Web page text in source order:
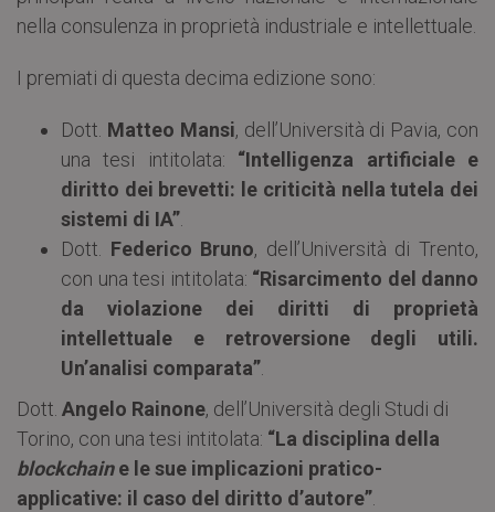
nella consulenza in proprietà industriale e intellettuale.
I premiati di questa decima edizione sono:
Dott. Matteo Mansi, dell’Università di Pavia, con
una tesi intitolata: “Intelligenza artificiale e
diritto dei brevetti: le criticità nella tutela dei
sistemi di IA”
Dott. Federico Bruno, dell’Università di Trento,
con una tesi intitolata: “Risarcimento del danno
da violazione dei diritti di proprietà
intellettuale e retroversione degli utili.
Un’analisi comparata”
Dott. Angelo Rainone, dell’Università degli Studi di
Torino, con una tesi intitolata: “La disciplina della
blockchaine le sue implicazioni pratico-
applicative: il caso del diritto d’autore”